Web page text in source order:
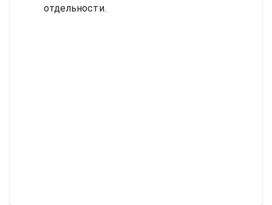
отдельности.